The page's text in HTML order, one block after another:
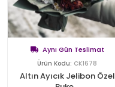
Aynı Gün Teslimat
Ürün Kodu: CK1678
Altın Ayıcık Jelibon Özel